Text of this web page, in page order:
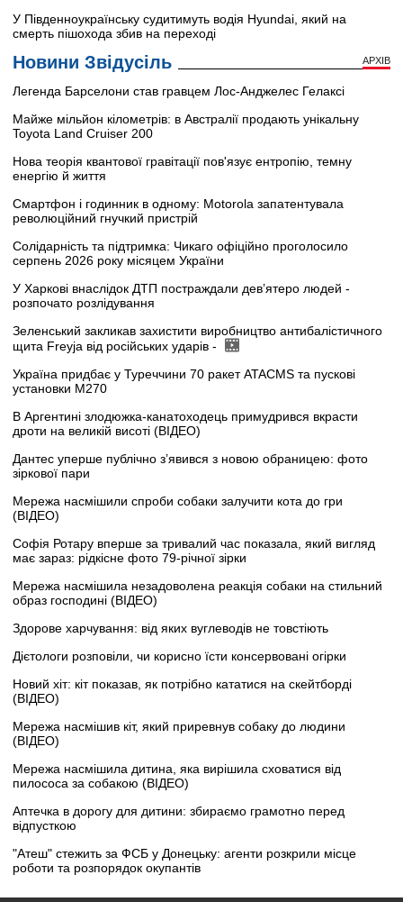
У Південноукраїнську судитимуть водія Hyundai, який на
смерть пішохода збив на переході
Новини Звідусіль АРХІВ
Легенда Барселони став гравцем Лос-Анджелес Гелаксі
Майже мільйон кілометрів: в Австралії продають унікальну
Toyota Land Cruiser 200
Нова теорія квантової гравітації пов'язує ентропію, темну
енергію й життя
Смартфон і годинник в одному: Motorola запатентувала
революційний гнучкий пристрій
Солідарність та підтримка: Чикаго офіційно проголосило
серпень 2026 року місяцем України
У Харкові внаслідок ДТП постраждали дев’ятеро людей -
розпочато розлідування
Зеленський закликав захистити виробництво антибалістичного
щита Freyja від російських ударів -
Україна придбає у Туреччини 70 ракет ATACMS та пускові
установки M270
В Аргентині злодюжка-канатоходець примудрився вкрасти
дроти на великій висоті (ВІДЕО)
Дантес уперше публічно з’явився з новою обраницею: фото
зіркової пари
Мережа насмішили спроби собаки залучити кота до гри
(ВІДЕО)
Софія Ротару вперше за тривалий час показала, який вигляд
має зараз: рідкісне фото 79-річної зірки
Мережа насмішила незадоволена реакція собаки на стильний
образ господині (ВІДЕО)
Здорове харчування: від яких вуглеводів не товстіють
Дієтологи розповіли, чи корисно їсти консервовані огірки
Новий хіт: кіт показав, як потрібно кататися на скейтборді
(ВІДЕО)
Мережа насмішив кіт, який приревнув собаку до людини
(ВІДЕО)
Мережа насмішила дитина, яка вирішила сховатися від
пилососа за собакою (ВІДЕО)
Аптечка в дорогу для дитини: збираємо грамотно перед
відпусткою
"Атеш" стежить за ФСБ у Донецьку: агенти розкрили місце
роботи та розпорядок окупантів